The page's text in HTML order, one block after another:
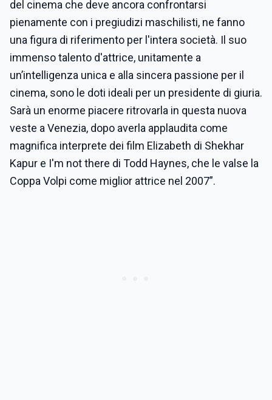
del cinema che deve ancora confrontarsi
pienamente con i pregiudizi maschilisti, ne fanno
una figura di riferimento per l'intera società. Il suo
immenso talento d'attrice, unitamente a
un’intelligenza unica e alla sincera passione per il
cinema, sono le doti ideali per un presidente di giuria.
Sarà un enorme piacere ritrovarla in questa nuova
veste a Venezia, dopo averla applaudita come
magnifica interprete dei film Elizabeth di Shekhar
Kapur e I'm not there di Todd Haynes, che le valse la
Coppa Volpi come miglior attrice nel 2007”.